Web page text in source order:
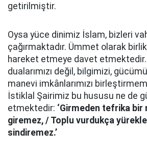
getirilmiştir.
Oysa yüce dinimiz İslam, bizleri
çağırmaktadır. Ümmet olarak
hareket etmeye davet
dualarımızı değil, bilgimizi,
manevi imkânlarımızı
İstiklal Şairimiz bu hususu ne de
etmektedir: ‘Girmeden tefrika
giremez, / Toplu vurdukça
sindiremez.’